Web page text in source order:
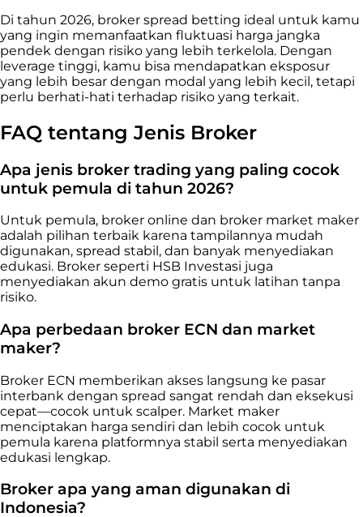
Di tahun 2026, broker spread betting ideal untuk kamu
yang ingin memanfaatkan fluktuasi harga jangka
pendek dengan risiko yang lebih terkelola. Dengan
leverage tinggi, kamu bisa mendapatkan eksposur
yang lebih besar dengan modal yang lebih kecil, tetapi
perlu berhati-hati terhadap risiko yang terkait.
FAQ tentang Jenis Broker
Apa jenis broker trading yang paling cocok
untuk pemula di tahun 2026?
Untuk pemula, broker online dan broker market maker
adalah pilihan terbaik karena tampilannya mudah
digunakan, spread stabil, dan banyak menyediakan
edukasi. Broker seperti HSB Investasi juga
menyediakan akun demo gratis untuk latihan tanpa
risiko.
Apa perbedaan broker ECN dan market
maker?
Broker ECN memberikan akses langsung ke pasar
interbank dengan spread sangat rendah dan eksekusi
cepat—cocok untuk scalper. Market maker
menciptakan harga sendiri dan lebih cocok untuk
pemula karena platformnya stabil serta menyediakan
edukasi lengkap.
Broker apa yang aman digunakan di
Indonesia?